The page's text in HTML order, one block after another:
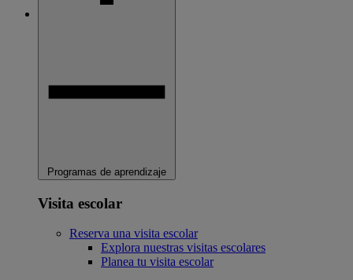
Programas de aprendizaje
Visita escolar
Reserva una visita escolar
Explora nuestras visitas escolares
Planea tu visita escolar